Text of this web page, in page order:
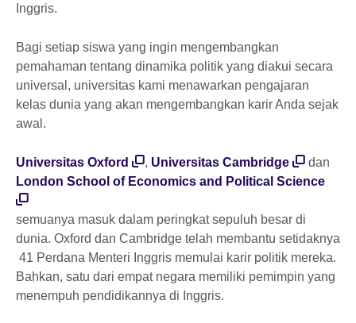
Inggris.
Bagi setiap siswa yang ingin mengembangkan
pemahaman tentang dinamika politik yang diakui secara
universal, universitas kami menawarkan pengajaran
kelas dunia yang akan mengembangkan karir Anda sejak
awal.
Universitas Oxford , Universitas Cambridge
dan
London School of Economics and Political Science
semuanya masuk dalam peringkat sepuluh besar di
dunia. Oxford dan Cambridge telah membantu setidaknya
41 Perdana Menteri Inggris memulai karir politik mereka.
Bahkan, satu dari empat negara memiliki pemimpin yang
menempuh pendidikannya di Inggris.